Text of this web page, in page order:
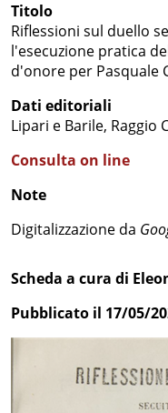
Titolo
Riflessioni sul duello
l'esecuzione pratica
d'onore per Pasquale
Dati editoriali
Lipari e Barile, Raggio
Consulta on line
Note
Digitalizzazione da
Scheda a cura di
Pubblicato il 17/05/